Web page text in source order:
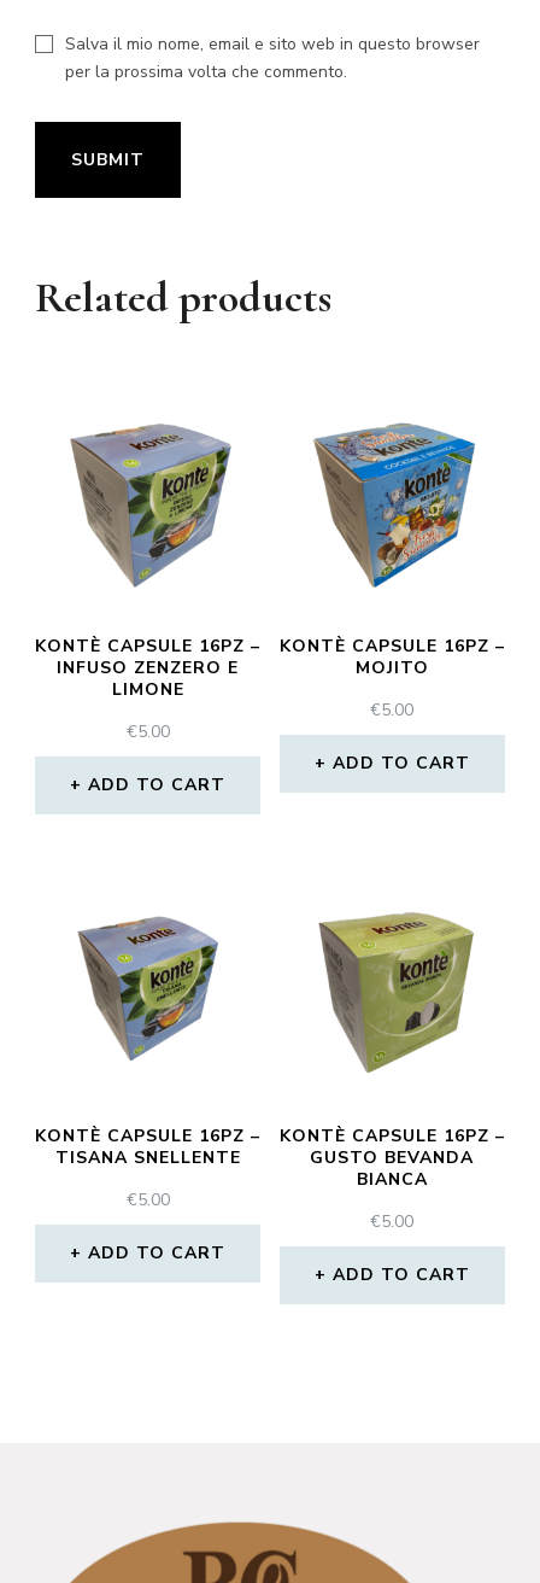
Salva il mio nome, email e sito web in questo browser
per la prossima volta che commento.
Related products
KONTÈ CAPSULE 16PZ –
INFUSO ZENZERO E
LIMONE
€5.00
ADD TO CART
KONTÈ CAPSULE 16PZ –
MOJITO
€5.00
ADD TO CART
KONTÈ CAPSULE 16PZ –
TISANA SNELLENTE
€5.00
ADD TO CART
KONTÈ CAPSULE 16PZ –
GUSTO BEVANDA
BIANCA
€5.00
ADD TO CART